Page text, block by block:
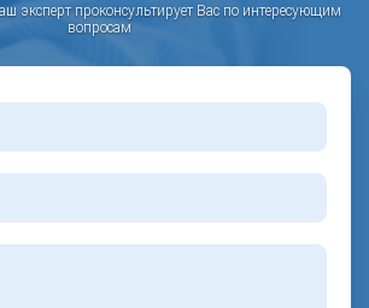
эксперт проконсультирует Вас по интересующим
вопросам